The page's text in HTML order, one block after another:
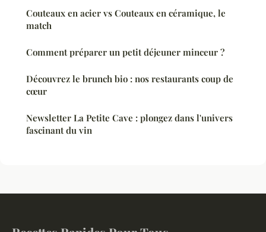
Couteaux en acier vs Couteaux en céramique, le
match
Comment préparer un petit déjeuner minceur ?
Découvrez le brunch bio : nos restaurants coup de
cœur
Newsletter La Petite Cave : plongez dans l'univers
fascinant du vin